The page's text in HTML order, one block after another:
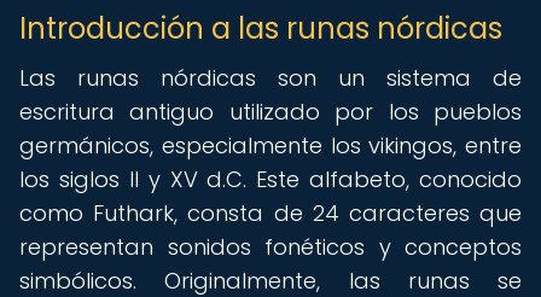
Introducción a las runas nórdicas
Las runas nórdicas son un sistema de
escritura antiguo utilizado por los pueblos
germánicos, especialmente los vikingos, entre
los siglos II y XV d.C. Este alfabeto, conocido
como Futhark, consta de 24 caracteres que
representan sonidos fonéticos y conceptos
simbólicos. Originalmente, las runas se